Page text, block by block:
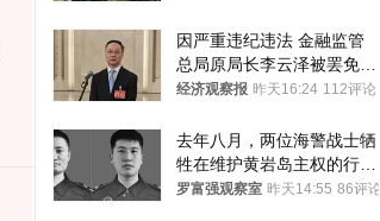
因严重违纪违法 金融监管
总局原局长李云泽被罢免全
国人大代表
经济观察报 昨天16:24 112评论
去年八月，两位海警战士牺
牲在维护黄岩岛主权的行动
中
罗富强观察室 昨天14:55 86评论